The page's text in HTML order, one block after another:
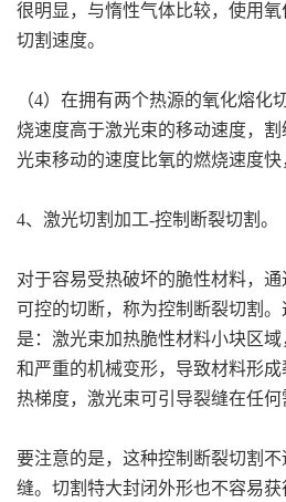
很明显，与惰性气体比较，使用
切割速度。
（4）在拥有两个热源的氧化熔化
烧速度高于激光束的移动速度，
光束移动的速度比氧的燃烧速度快
4、激光切割加工-控制断裂切割。
对于容易受热破坏的脆性材料，通
可控的切断，称为控制断裂切割
是：激光束加热脆性材料小块区
和严重的机械变形，导致材料形
热梯度，激光束可引导裂缝在任何
要注意的是，这种控制断裂切割
缝。切割特大封闭外形也不容易